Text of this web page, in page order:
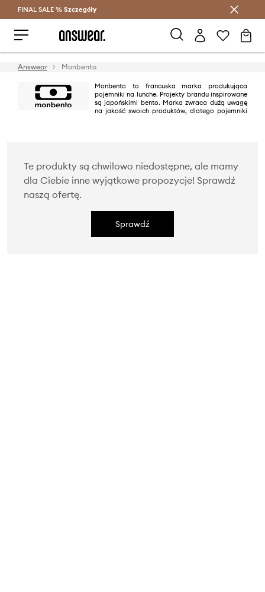
Oszczędzaj z Answear Club >
FINAL SALE % Szczegóły
Answear Monbento
Monbento to francuska marka produkująca
pojemniki na lunche. Projekty brandu inspirowane
są japońskimi bento. Marka zwraca dużą uwagę
na jakość swoich produktów, dlatego pojemniki
Te produkty są chwilowo niedostępne, ale mamy
dla Ciebie inne wyjątkowe propozycje! Sprawdź
naszą ofertę.
Sprawdź